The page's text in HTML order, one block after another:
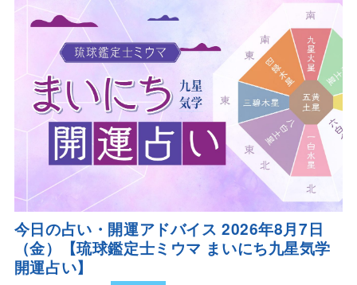
今日の占い・開運アドバイス 2026年8月7日
（金）【琉球鑑定士ミウマ まいにち九星気学
開運占い】